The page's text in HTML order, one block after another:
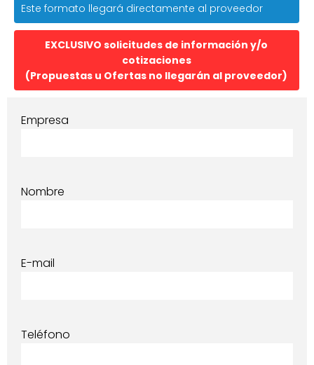
Este formato llegará directamente al proveedor
EXCLUSIVO solicitudes de información y/o
cotizaciones
(Propuestas u Ofertas no llegarán al proveedor)
Empresa
Nombre
E-mail
Teléfono